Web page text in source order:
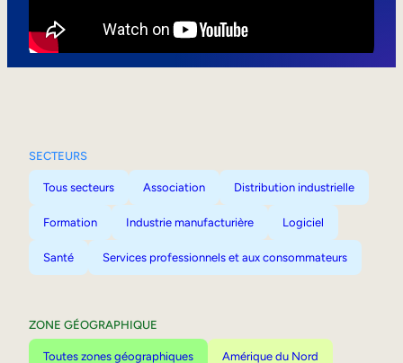
SECTEURS
Tous secteurs Association Distribution industrielle
Formation Industrie manufacturière Logiciel
Santé Services professionnels et aux consommateurs
ZONE GÉOGRAPHIQUE
Toutes zones géographiques Amérique du Nord